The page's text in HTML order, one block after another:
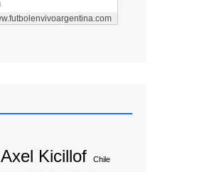
Axel Kicillof Chile